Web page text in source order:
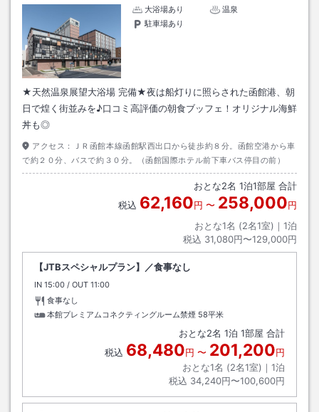
大浴場あり
温泉
駐車場あり
★天然温泉展望大浴場 完備★夜は船灯りに照らされた函館港、朝
日で煌く街並みを♪口コミ高評価の朝食ブッフェ！オリジナル海鮮
丼も◎
アクセス：
ＪＲ函館本線函館駅西出口から徒歩約８分。函館空港から車
で約２０分、バスで約３０分。（函館国際ホテル前下車バス停目の前）
おとな2名 1泊1部屋 合計
税込 62,160円 〜 258,000円
おとな1名 (2名1室)｜ 1泊
税込 31,080円〜129,000円
【JTBスペシャルプラン】／食事なし
IN チェックイン
15:00 / OUT チェックアウト
11:00
食事なし
本館プレミアムコネクティングルーム禁煙 58平米
おとな2名 1泊 1部屋 合計
税込 68,480円 〜 201,200円
おとな1名 (2名1室)｜ 1泊
税込 34,240円〜100,600円